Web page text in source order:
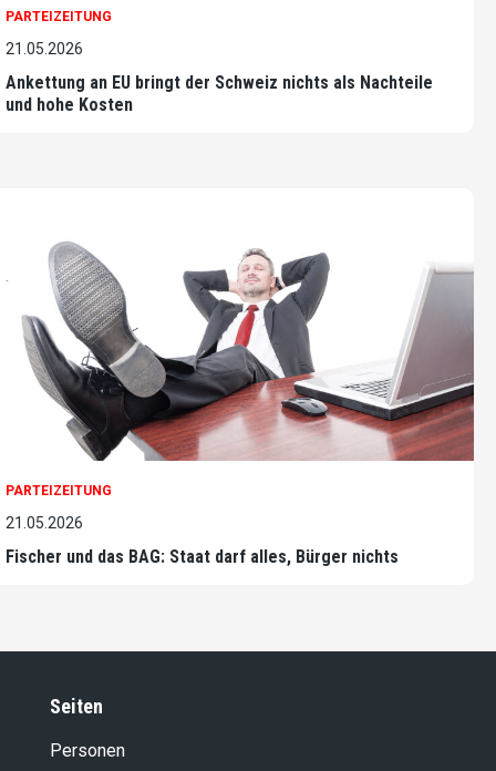
PARTEIZEITUNG
21.05.2026
Ankettung an EU bringt der Schweiz nichts als Nachteile
und hohe Kosten
PARTEIZEITUNG
21.05.2026
Fischer und das BAG: Staat darf alles, Bürger nichts
Seiten
Personen